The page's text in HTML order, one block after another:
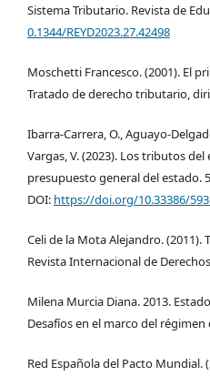
Sistema Tributario. Revista de
0.1344/REYD2023.27.42498
Moschetti Francesco. (2001). El
Tratado de derecho tributario,
Ibarra-Carrera, O., Aguayo-
Vargas, V. (2023). Los tributos
presupuesto general del estado.
DOI: https://doi.org/10.33386/
Celi de la Mota Alejandro.
Revista Internacional de
Milena Murcia Diana. 2013.
Desafíos en el marco del régimen
Red Española del Pacto Mundial.